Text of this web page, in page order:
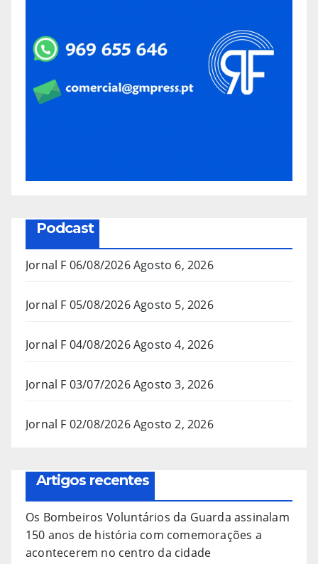
Podcast
Jornal F 06/08/2026Agosto 6, 2026
Jornal F 05/08/2026Agosto 5, 2026
Jornal F 04/08/2026Agosto 4, 2026
Jornal F 03/07/2026Agosto 3, 2026
Jornal F 02/08/2026Agosto 2, 2026
Artigos recentes
Os Bombeiros Voluntários da Guarda assinalam
150 anos de história com comemorações a
acontecerem no centro da cidade